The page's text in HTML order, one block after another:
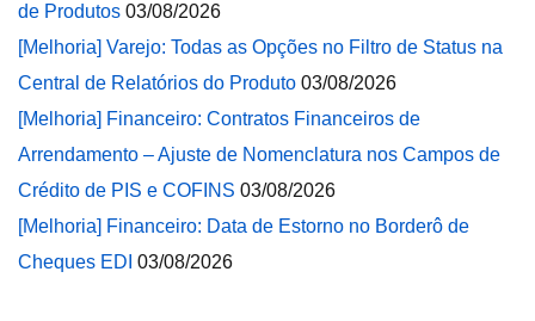
de Produtos 03/08/2026
[Melhoria] Varejo: Todas as Opções no Filtro de Status na
Central de Relatórios do Produto 03/08/2026
[Melhoria] Financeiro: Contratos Financeiros de
Arrendamento – Ajuste de Nomenclatura nos Campos de
Crédito de PIS e COFINS 03/08/2026
[Melhoria] Financeiro: Data de Estorno no Borderô de
Cheques EDI 03/08/2026